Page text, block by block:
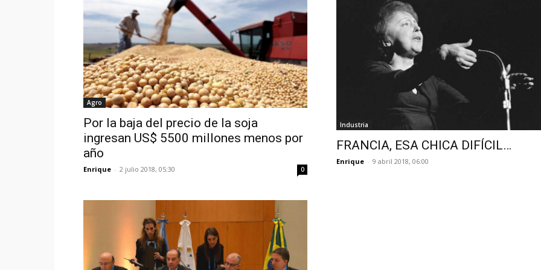
Agro
Por la baja del precio de la soja
ingresan US$ 5500 millones menos por
año
Enrique - 2 julio 2018, 05:30 0
Industria
FRANCIA, ESA CHICA DIFÍCIL…
Enrique - 9 abril 2018, 06:00